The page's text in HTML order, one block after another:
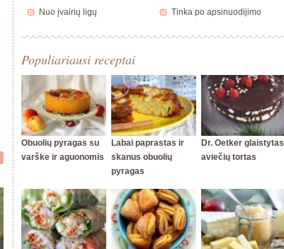
Nuo įvairių ligų
Tinka po apsinuodijimo
Populiariausi receptai
Obuolių pyragas su
varške ir aguonomis
Labai paprastas ir
skanus obuolių
pyragas
Dr. Oetker glaistytas
aviečių tortas